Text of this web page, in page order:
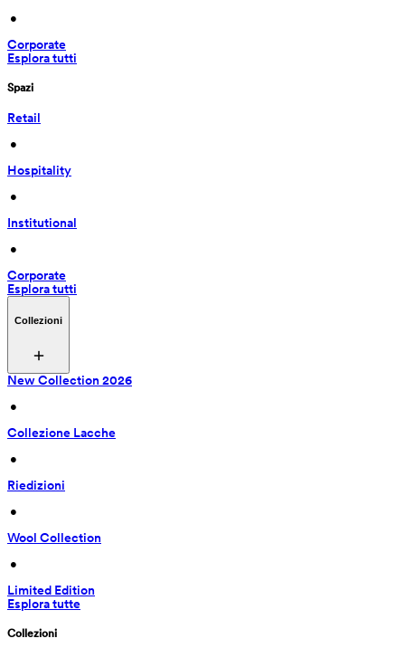
•
Corporate
Esplora tutti
Spazi
Retail
•
Hospitality
•
Institutional
•
Corporate
Esplora tutti
Collezioni
New Collection 2026
•
Collezione Lacche
•
Riedizioni
•
Wool Collection
•
Limited Edition
Esplora tutte
Collezioni